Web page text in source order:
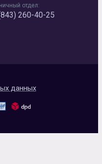
отдел:
260-40-25
данных